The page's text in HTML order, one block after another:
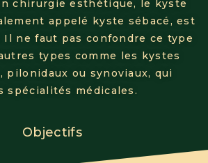
chirurgie esthétique, le kyste
appelé kyste sébacé, est
ne faut pas confondre ce type
types comme les kystes
pilonidaux ou synoviaux, qui
spécialités médicales.
Objectifs